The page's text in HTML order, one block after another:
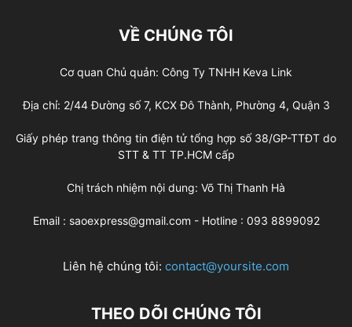
VỀ CHÚNG TÔI
Cơ quan Chủ quản: Công Ty TNHH Keva Link
Địa chỉ: 2/44 Đường số 7, KCX Đô Thành, Phường 4, Quận 3
Giấy phép trang thông tin điện tử tổng hợp số 38/GP-TTĐT do
STT & TT TP.HCM cấp
Chị trách nhiệm nội dung: Võ Thị Thanh Hà
Email : saoexpress@gmail.com - Hotline : 093 8899092
Liên hệ chúng tôi: contact@yoursite.com
THEO DÕI CHÚNG TÔI